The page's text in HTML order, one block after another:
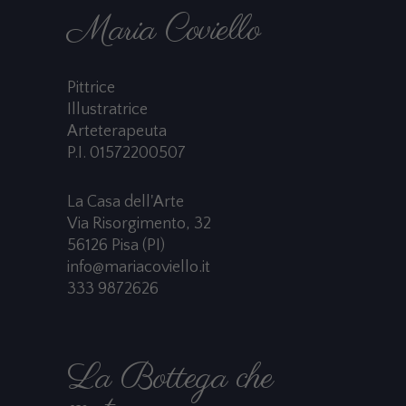
Maria Coviello
Pittrice
Illustratrice
Arteterapeuta
P.I. 01572200507
La Casa dell'Arte
Via Risorgimento, 32
56126 Pisa (PI)
info@mariacoviello.it
333 9872626
La Bottega che